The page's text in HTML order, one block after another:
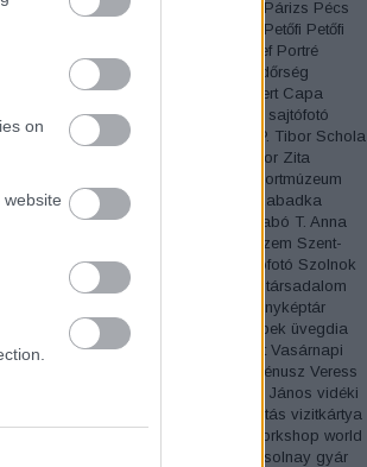
on
OSZK Pannonhalma Párizs Pécs
Petőfi Petőfi
Plohn József Portré
Portyázó
privátfotó
rendőrség
restaurálás retrospektív
Robert Capa
Röntgen Rózsa Sándor
sajtófotó
sajtótörténet
sakk Sándor P. Tibor Schola
Sor Zita
Sportmúzeum
standfotó
Stemlerné Balog Ilona
Szabadka
Szabó Lajos Szabó Magdolna
Szabó T. Anna
szem Szent-
Györgyi Albert Szenzor szociofotó Szolnok
sztereofényképezés
társadalom
Történeti Fényképtár
tudományos fényképezés
űrfényképek üvegdia
Várbazár városképek várostörténet Vasárnapi
Vénusz Veress
Vető János vidéki
virtuális kiállítás vizitkártya
workshop world
Zsolnay gyár